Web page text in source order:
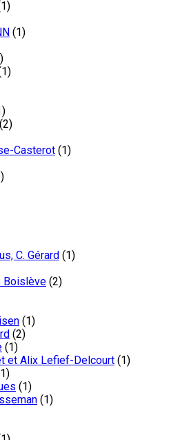
(1)
(2)
Casterot (1)
C. Gérard (1)
Boislève (2)
(1)
(2)
(1)
et Alix Lefief-Delcourt (1)
(1)
(1)